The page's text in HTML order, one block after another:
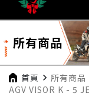
所有商品
首頁 navigate_next 所有商品
AGV VISOR K - 5